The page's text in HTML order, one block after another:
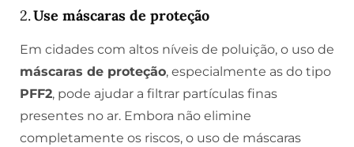
2.Use máscaras de proteção
Em cidades com altos níveis de poluição, o uso de
máscaras de proteção, especialmente as do tipo
PFF2, pode ajudar a filtrar partículas finas
presentes no ar. Embora não elimine
completamente os riscos, o uso de máscaras